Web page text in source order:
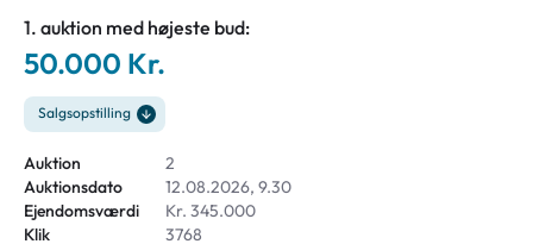
1. auktion med højeste bud:
50.000 Kr.
Salgsopstilling
Auktion
2
Auktionsdato
12.08.2026, 9.30
Ejendomsværdi
Kr. 345.000
Klik
3768